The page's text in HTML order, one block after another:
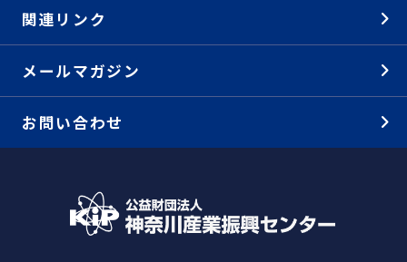
関連リンク
メールマガジン
お問い合わせ